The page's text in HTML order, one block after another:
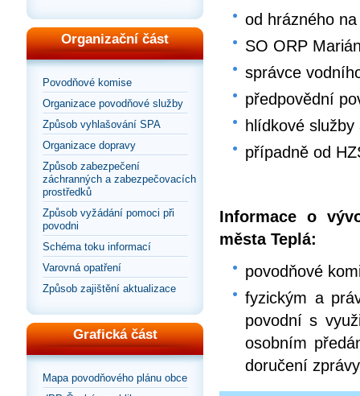
Organizační část
Povodňové komise
Organizace povodňové služby
Způsob vyhlašování SPA
Organizace dopravy
Způsob zabezpečení
záchranných a zabezpečovacích
prostředků
Způsob vyžádání pomoci při
povodni
Schéma toku informací
Varovná opatření
Způsob zajištění aktualizace
Grafická část
Mapa povodňového plánu obce
od hrázného
SO ORP
správce
předpovědní
hlídkové
případně od
Informace o
města Teplá:
povodňové
fyzickým a
povodní s
osobním
doručení